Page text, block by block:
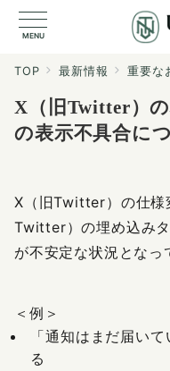
MENU
TOP 最新情報 重要な
X（旧Twitter）
の表示不具合に
X（旧Twitter）の仕様
Twitter）の埋め込み
が不安定な状況となっ
＜例＞
「通知はまだ届い
る